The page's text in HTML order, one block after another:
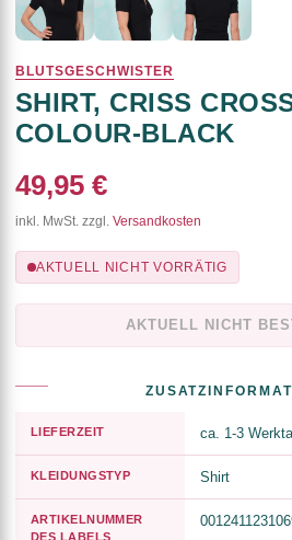
BLUTSGESCHWISTER
SHIRT, CRISS
COLOUR-BLACK
49,95 €
inkl. MwSt. zzgl. Versandkosten
AKTUELL NICHT VORRÄTIG
AKTUELL NICHT
LIEFERZEIT ca. 1-3
KLEIDUNGSTYP Shirt
ARTIKELNUMMER
DES LABELS